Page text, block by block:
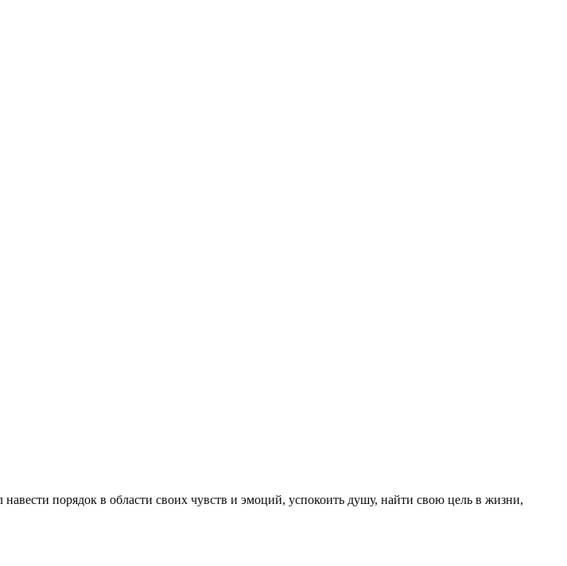
порядок в области своих чувств и эмоций, успокоить душу, найти свою цель в жизни,